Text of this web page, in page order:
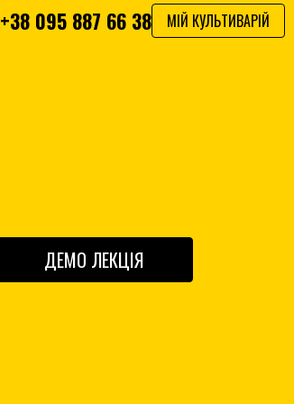
+38 095 887 66 38 МІЙ КУЛЬТИВАРІЙ
ДЕМО ЛЕКЦІЯ